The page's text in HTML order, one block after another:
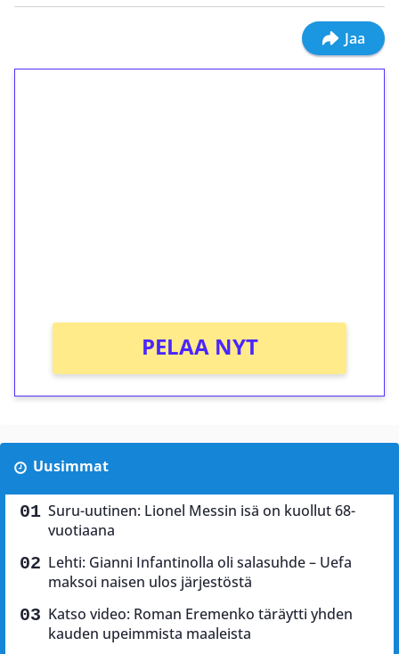
Jaa
PELAA NYT
Uusimmat
Suru-uutinen: Lionel Messin isä on kuollut 68-
vuotiaana
Lehti: Gianni Infantinolla oli salasuhde – Uefa
maksoi naisen ulos järjestöstä
Katso video: Roman Eremenko täräytti yhden
kauden upeimmista maaleista